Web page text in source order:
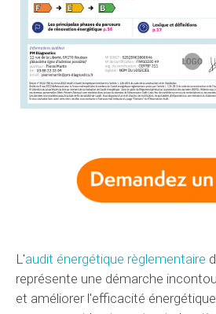
L'audit énergétique règlementaire
représente une démarche
et améliorer l'efficacité